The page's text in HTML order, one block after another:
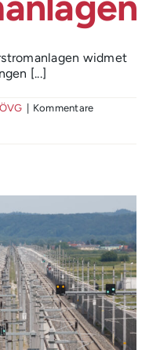
widmet
[...]
ÖVG
Kommentare